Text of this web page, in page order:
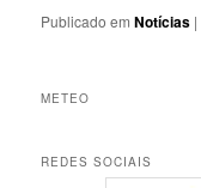
Publicado em Notícias |
METEO
REDES SOCIAIS